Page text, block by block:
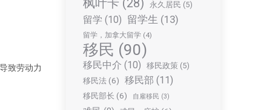
致劳动力
枫叶卡 (28) 永久居民 (5)
留学 (10) 留学生 (13)
留学，加拿大留学 (4)
移民 (90)
移民中介 (10) 移民政策 (5)
移民法 (6) 移民部 (11)
移民部长 (6) 自雇移民 (3)